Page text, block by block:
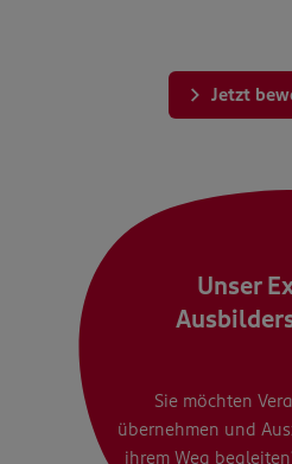
Jetzt
Unser
Sie möchten
übernehmen und
ihrem Weg